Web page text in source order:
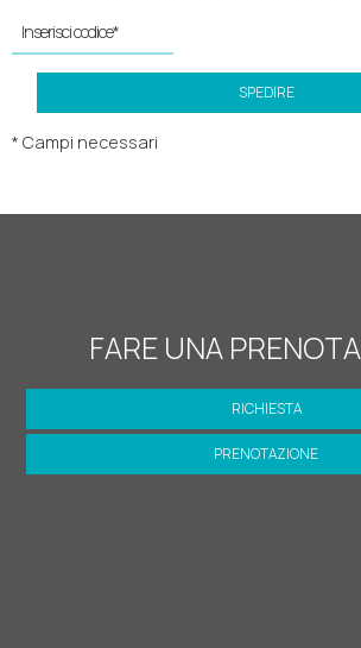
SPEDIRE
* Campi necessari
FARE UNA
RICHIESTA
PRENOTAZIONE